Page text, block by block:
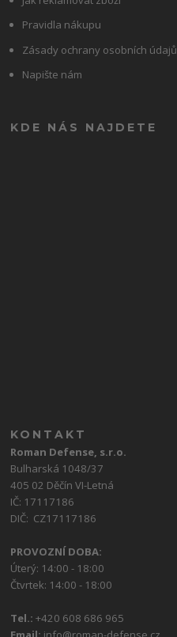
Pravidla nákupu
Zásady ochrany osobních údajů
Napište nám
KDE NÁS NAJDETE
KONTAKT
Roman Defense, s.r.o.
Bulharská 1048/37
405 02 Děčín VI-Letná
IČ: 17117186
DIČ: CZ17117186
PROVOZNÍ DOBA:
Úterý: 14:00 - 18:00
Čtvrtek: 14:00 - 18:00
Tel.:+420 608 686 965